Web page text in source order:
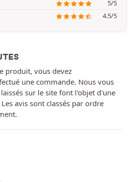
5/5
4.5/5
produit, vous devez
une commande. Nous vous
sur le site font l'objet d'une
Les avis sont classés par ordre